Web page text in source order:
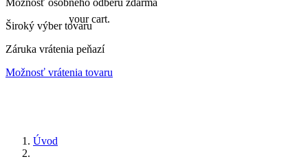
your cart.
Možnosť osobného odberu zdarma
Široký výber tovaru
Záruka vrátenia peňazí
Možnosť vrátenia tovaru
Úvod